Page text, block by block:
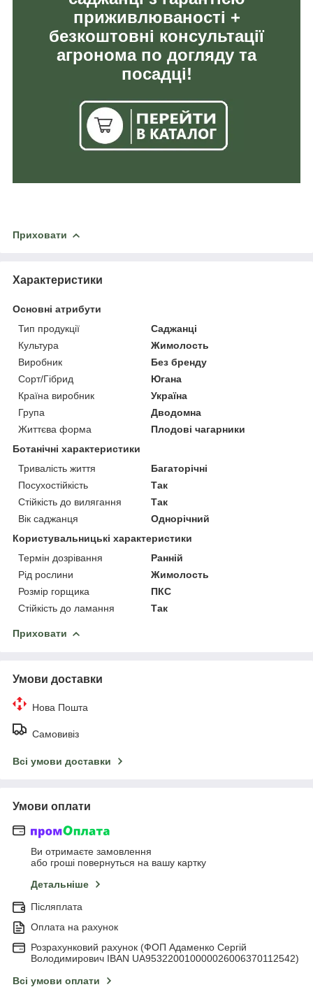
приживлюваності +
безкоштовні консультації
агронома по догляду та
посадці!
Приховати
Характеристики
Основні атрибути
Тип продукції
Саджанці
Культура
Жимолость
Виробник
Без бренду
Сорт/Гібрид
Югана
Країна виробник
Україна
Група
Дводомна
Життєва форма
Плодові чагарники
Ботанічні характеристики
Тривалість життя
Багаторічні
Посухостійкість
Так
Стійкість до вилягання
Так
Вік саджанця
Однорічний
Користувальницькі характеристики
Термін дозрівання
Ранній
Рід рослини
Жимолость
Розмір горщика
ПКС
Стійкість до ламання
Так
Приховати
Умови доставки
Нова Пошта
Самовивіз
Всі умови доставки
Умови оплати
Ви отримаєте замовлення
або гроші повернуться на вашу картку
Детальніше
Післяплата
Оплата на рахунок
Розрахунковий рахунок (ФОП Адаменко Сергій
Володимирович IBAN UA953220010000026006370112542)
Всі умови оплати